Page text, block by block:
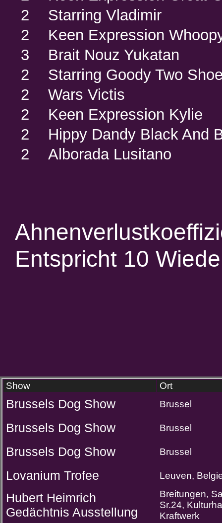
2
Starring Vladimir
2
Keen Expression
3
Brait Nouz Yukatan
2
Starring Goody Two
2
Wars Victis
2
Keen Expression Kylie
2
Hippy Dandy Black And
2
Alborada Lusitano
Entspricht 10
Show Ort
Brussels Dog Show Brussel
Brussels Dog Show Brussel
Brussels Dog Show Brussel
Lovanium Trofee Leuven,
Hubert Heimrich
Gedächtnis Ausstellung
Breitungen,
Sr.24,
Kraftwerk